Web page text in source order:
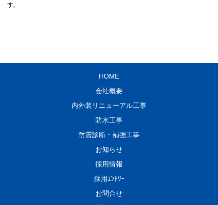
HOME
会社概要
内外装リニューアル工事
防水工事
耐震診断・補強工事
お知らせ
採用情報
採用ｴﾝﾄﾘｰ
お問合せ